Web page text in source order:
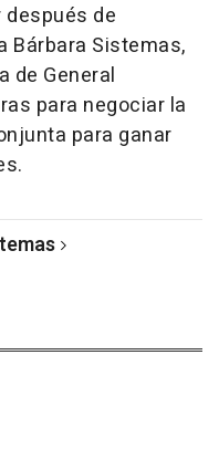
de
Bárbara Sistemas,
de General
para negociar la
para ganar